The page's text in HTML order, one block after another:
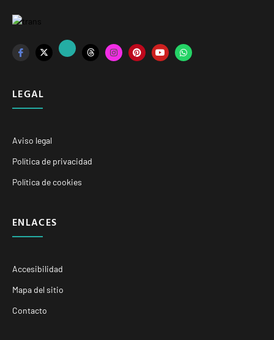
LEGAL
Aviso legal
Política de privacidad
Política de cookies
ENLACES
Accesibilidad
Mapa del sitio
Contacto